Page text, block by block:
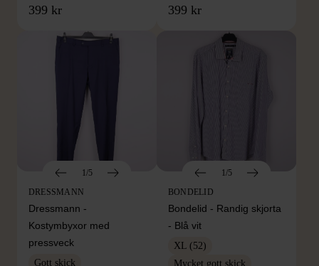
399 kr 399 kr
1/5
DRESSMANN
Dressmann -
Kostymbyxor med
pressveck
Gott skick
1/5
BONDELID
Bondelid - Randig skjorta
- Blå vit
XL (52)
Mycket gott skick